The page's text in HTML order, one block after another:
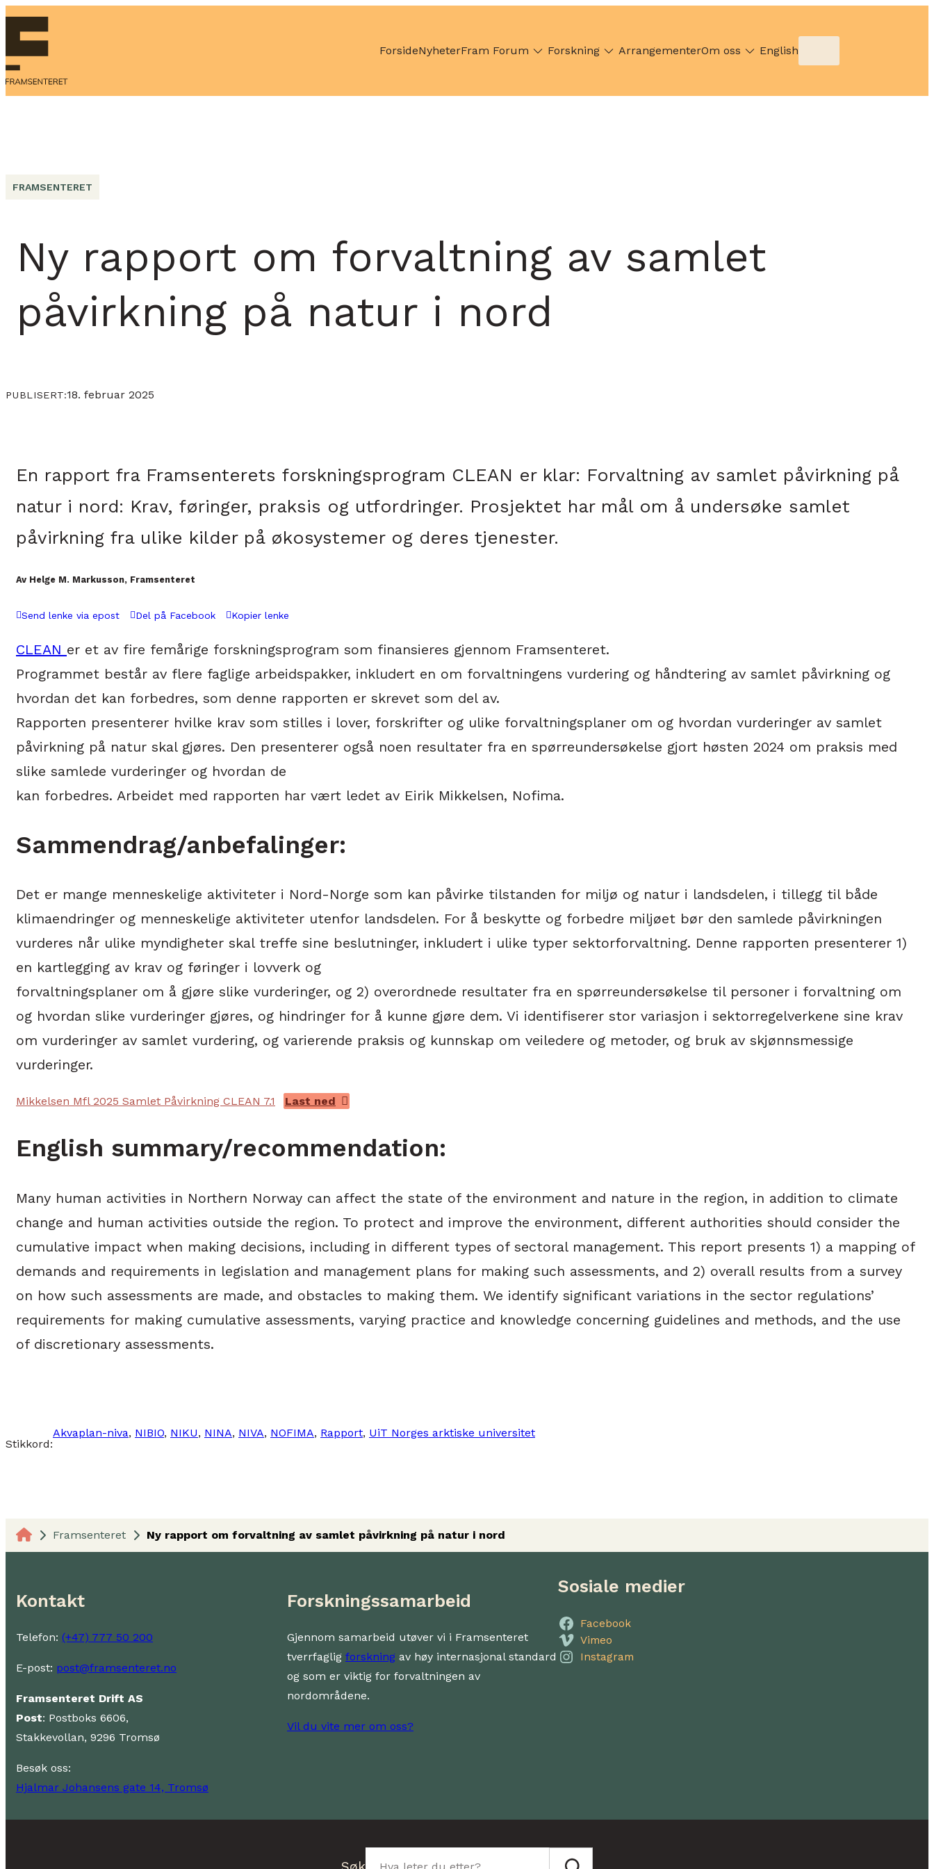
ForsideNyheterFram Forum Forskning ArrangementerOm oss English
FRAMSENTERET
Ny rapport om forvaltning av samlet
påvirkning på natur i nord
PUBLISERT:18. februar 2025
En rapport fra Framsenterets forskningsprogram CLEAN er klar: Forvaltning av samlet påvirkning på
natur i nord: Krav, føringer, praksis og utfordringer. Prosjektet har mål om å undersøke samlet
påvirkning fra ulike kilder på økosystemer og deres tjenester.
Av Helge M. Markusson, Framsenteret
Send lenke via epost Del på Facebook Kopier lenke
CLEAN er et av fire femårige forskningsprogram som finansieres gjennom Framsenteret.
Programmet består av flere faglige arbeidspakker, inkludert en om forvaltningens vurdering og håndtering av samlet påvirkning og
hvordan det kan forbedres, som denne rapporten er skrevet som del av.
Rapporten presenterer hvilke krav som stilles i lover, forskrifter og ulike forvaltningsplaner om og hvordan vurderinger av samlet
påvirkning på natur skal gjøres. Den presenterer også noen resultater fra en spørreundersøkelse gjort høsten 2024 om praksis med
slike samlede vurderinger og hvordan de
kan forbedres. Arbeidet med rapporten har vært ledet av Eirik Mikkelsen, Nofima.
Sammendrag/anbefalinger:
Det er mange menneskelige aktiviteter i Nord-Norge som kan påvirke tilstanden for miljø og natur i landsdelen, i tillegg til både
klimaendringer og menneskelige aktiviteter utenfor landsdelen. For å beskytte og forbedre miljøet bør den samlede påvirkningen
vurderes når ulike myndigheter skal treffe sine beslutninger, inkludert i ulike typer sektorforvaltning. Denne rapporten presenterer 1)
en kartlegging av krav og føringer i lovverk og
forvaltningsplaner om å gjøre slike vurderinger, og 2) overordnede resultater fra en spørreundersøkelse til personer i forvaltning om
og hvordan slike vurderinger gjøres, og hindringer for å kunne gjøre dem. Vi identifiserer stor variasjon i sektorregelverkene sine krav
om vurderinger av samlet vurdering, og varierende praksis og kunnskap om veiledere og metoder, og bruk av skjønnsmessige
vurderinger.
Mikkelsen Mfl 2025 Samlet Påvirkning CLEAN 7.1 Last ned
English summary/recommendation:
Many human activities in Northern Norway can affect the state of the environment and nature in the region, in addition to climate
change and human activities outside the region. To protect and improve the environment, different authorities should consider the
cumulative impact when making decisions, including in different types of sectoral management. This report presents 1) a mapping of
demands and requirements in legislation and management plans for making such assessments, and 2) overall results from a survey
on how such assessments are made, and obstacles to making them. We identify significant variations in the sector regulations’
requirements for making cumulative assessments, varying practice and knowledge concerning guidelines and methods, and the use
of discretionary assessments.
Stikkord:
Akvaplan-niva, NIBIO, NIKU, NINA, NIVA, NOFIMA, Rapport, UiT Norges arktiske universitet
Framsenteret Ny rapport om forvaltning av samlet påvirkning på natur i nord
Kontakt
Telefon: (+47) 777 50 200
E-post: post@framsenteret.no
Framsenteret Drift AS
Post: Postboks 6606,
Stakkevollan, 9296 Tromsø
Besøk oss:
Hjalmar Johansens gate 14, Tromsø
Forskningssamarbeid
Gjennom samarbeid utøver vi i Framsenteret
tverrfaglig forskning av høy internasjonal standard
og som er viktig for forvaltningen av
nordområdene.
Vil du vite mer om oss?
Sosiale medier
Facebook
Vimeo
Instagram